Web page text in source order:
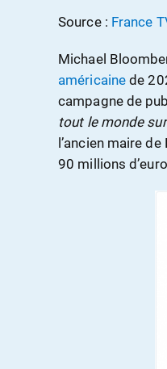
Source : France
Michael
américaine de
campagne de
tout le monde
l’ancien maire
90 millions